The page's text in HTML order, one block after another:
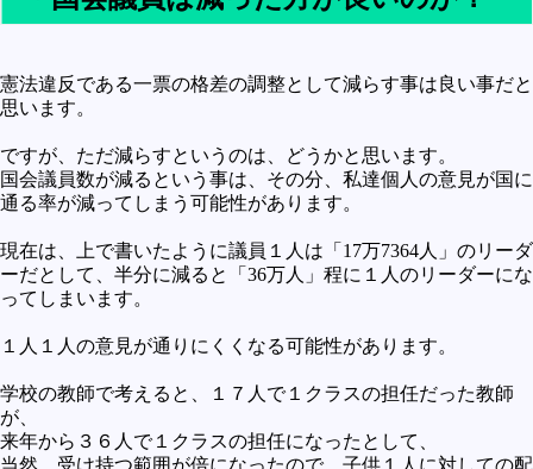
憲法違反である一票の格差の調整として減らす事は良い事だと
思います。
ですが、ただ減らすというのは、どうかと思います。
国会議員数が減るという事は、その分、私達個人の意見が国に
通る率が減ってしまう可能性があります。
現在は、上で書いたように議員１人は「17万7364人」のリーダ
ーだとして、半分に減ると「36万人」程に１人のリーダーにな
ってしまいます。
１人１人の意見が通りにくくなる可能性があります。
学校の教師で考えると、１７人で１クラスの担任だった教師
が、
来年から３６人で１クラスの担任になったとして、
当然、受け持つ範囲が倍になったので、子供１人に対しての配